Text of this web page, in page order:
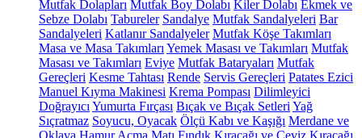
Mutfak Dolapları Mutfak Boy Dolabı Kiler Dolabı Ekmek ve
Sebze Dolabı Tabureler Sandalye Mutfak Sandalyeleri Bar
Sandalyeleri Katlanır Sandalyeler Mutfak Köşe Takımları
Masa ve Masa Takımları Yemek Masası ve Takımları Mutfak
Masası ve Takımları Eviye Mutfak Bataryaları Mutfak
Gereçleri Kesme Tahtası Rende Servis Gereçleri Patates Ezici
Manuel Kıyma Makinesi Krema Pompası Dilimleyici
Doğrayıcı Yumurta Fırçası Bıçak ve Bıçak Setleri Yağ
Sıçratmaz Soyucu, Oyacak Ölçü Kabı ve Kaşığı Merdane ve
Oklava Hamur Açma Matı Fındık Kıracağı ve Ceviz Kıracağı